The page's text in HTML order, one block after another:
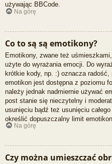
używając BBCode.
Na górę
Co to są są emotikony?
Emotikony, zwane też
użyte do wyrażania emocji. Do
krótkie kody, np. :) oznacza
emotikon jest dostępna z poziomu
należy jednak nadmiernie używać
post stanie się nieczytelny i
usunięciu bądź też usunięciu
określić dopuszczalny limit
Na górę
Czy można umieszczać